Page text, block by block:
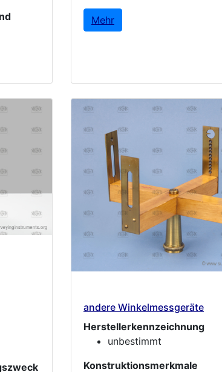
Mehr
andere Winkelmessgeräte
Herstellerkennzeichnung
unbestimmt
Konstruktionsmerkmale